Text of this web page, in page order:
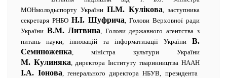
МОНмолодьспорту України П.М. Кулікова, заступника
секретаря РНБО Н.І. Шуфрича, Голови Верховної ради
України В.М. Литвина, Голови державного агентства з
питань науки, інновацій та інформатизації України В.
Семиноженка, міністра культури України
М. Кулиняка, директора Інституту тваринництва НААН
І.А. Іонова, генерального директора НБУВ, президента